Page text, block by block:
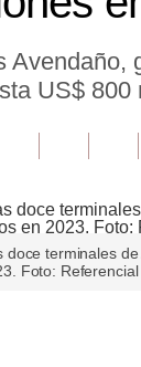
Avendaño,
US$ 800
doce terminales
Foto: Referencial